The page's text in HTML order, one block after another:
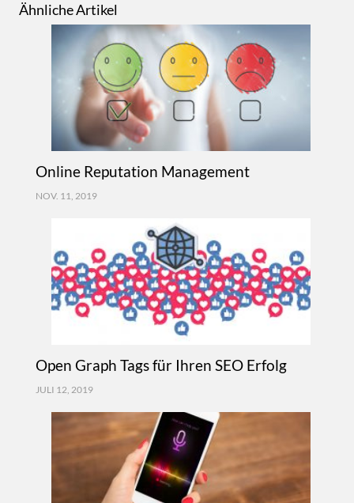
Ähnliche Artikel
Online Reputation Management
NOV. 11, 2019
Open Graph Tags für Ihren SEO Erfolg
JULI 12, 2019